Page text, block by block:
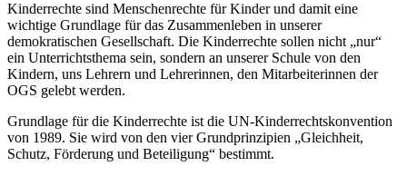
Kinderrechte sind Menschenrechte für Kinder und damit eine
wichtige Grundlage für das Zusammenleben in unserer
demokratischen Gesellschaft. Die Kinderrechte sollen nicht „nur“
ein Unterrichtsthema sein, sondern an unserer Schule von den
Kindern, uns Lehrern und Lehrerinnen, den Mitarbeiterinnen der
OGS gelebt werden.
Grundlage für die Kinderrechte ist die UN-Kinderrechtskonvention
von 1989. Sie wird von den vier Grundprinzipien „Gleichheit,
Schutz, Förderung und Beteiligung“ bestimmt.